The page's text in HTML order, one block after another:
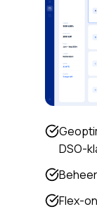
DSO-
Flex-